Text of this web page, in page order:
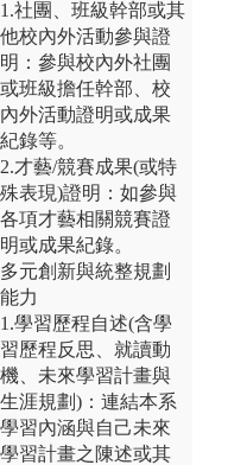
1.社團、班級幹部或其
他校內外活動參與證
明：參與校內外社團
或班級擔任幹部、校
內外活動證明或成果
紀錄等。
2.才藝/競賽成果(或特
殊表現)證明：如參與
各項才藝相關競賽證
明或成果紀錄。
多元創新與統整規劃
能力
1.學習歷程自述(含學
習歷程反思、就讀動
機、未來學習計畫與
生涯規劃)：連結本系
學習內涵與自己未來
學習計畫之陳述或其